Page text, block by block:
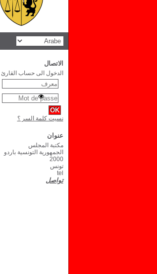
الاتصال
الدخول الى حساب القارئ
نسيت كلمة السر ؟
عنوان
مكتبة المجلس
الجمهورية التونسية باردو
2000
تونس
tel
تواصل